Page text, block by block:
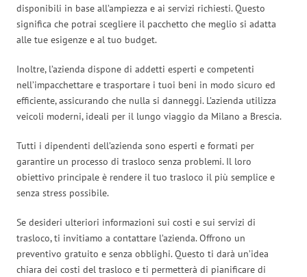
disponibili in base all’ampiezza e ai servizi richiesti. Questo
significa che potrai scegliere il pacchetto che meglio si adatta
alle tue esigenze e al tuo budget.
Inoltre, l’azienda dispone di addetti esperti e competenti
nell’impacchettare e trasportare i tuoi beni in modo sicuro ed
efficiente, assicurando che nulla si danneggi. L’azienda utilizza
veicoli moderni, ideali per il lungo viaggio da Milano a Brescia.
Tutti i dipendenti dell’azienda sono esperti e formati per
garantire un processo di trasloco senza problemi. Il loro
obiettivo principale è rendere il tuo trasloco il più semplice e
senza stress possibile.
Se desideri ulteriori informazioni sui costi e sui servizi di
trasloco, ti invitiamo a contattare l’azienda. Offrono un
preventivo gratuito e senza obblighi. Questo ti darà un’idea
chiara dei costi del trasloco e ti permetterà di pianificare di